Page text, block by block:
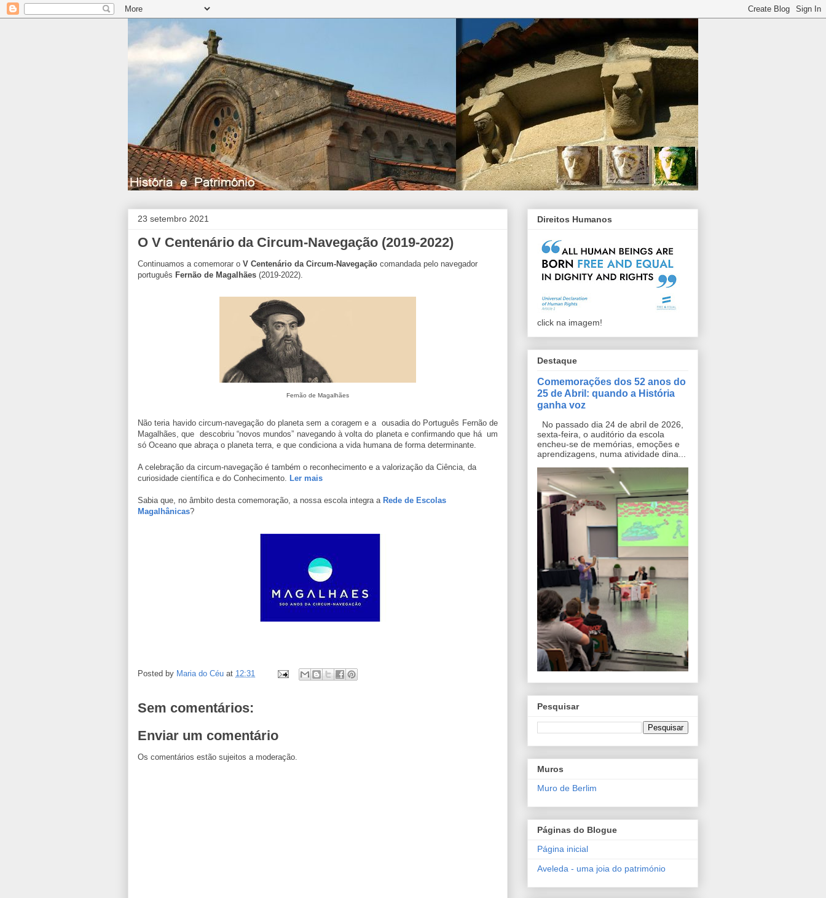
23 setembro 2021
O V Centenário da Circum-Navegação (2019-2022)
Continuamos a comemorar o V Centenário da Circum-Navegação comandada pelo navegador
português Fernão de Magalhães (2019-2022).
Fernão de Magalhães
Não teria havido circum-navegação do planeta sem a coragem e a ousadia do Português Fernão de
Magalhães, que descobriu “novos mundos” navegando à volta do planeta e confirmando que há um
só Oceano que abraça o planeta terra, e que condiciona a vida humana de forma determinante.
A celebração da circum-navegação é também o reconhecimento e a valorização da Ciência, da
curiosidade científica e do Conhecimento. Ler mais
Sabia que, no âmbito desta comemoração, a nossa escola integra a Rede de Escolas
Magalhânicas?
Posted by Maria do Céu at 12:31
Sem comentários:
Enviar um comentário
Os comentários estão sujeitos a moderação.
Direitos Humanos
click na imagem!
Destaque
Comemorações dos 52 anos do
25 de Abril: quando a História
ganha voz
No passado dia 24 de abril de 2026,
sexta-feira, o auditório da escola
encheu-se de memórias, emoções e
aprendizagens, numa atividade dina...
Pesquisar
Muros
Muro de Berlim
Páginas do Blogue
Página inicial
Aveleda - uma joia do património